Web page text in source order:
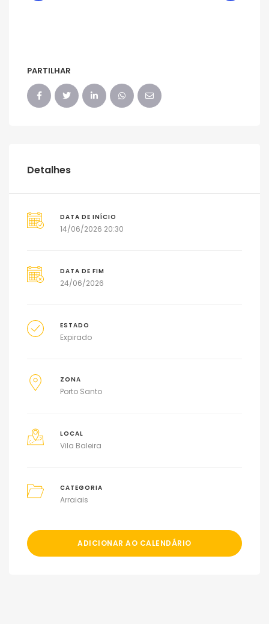
PARTILHAR
Detalhes
DATA DE INÍCIO
14/06/2026 20:30
DATA DE FIM
24/06/2026
ESTADO
Expirado
ZONA
Porto Santo
LOCAL
Vila Baleira
CATEGORIA
Arraiais
ADICIONAR AO CALENDÁRIO